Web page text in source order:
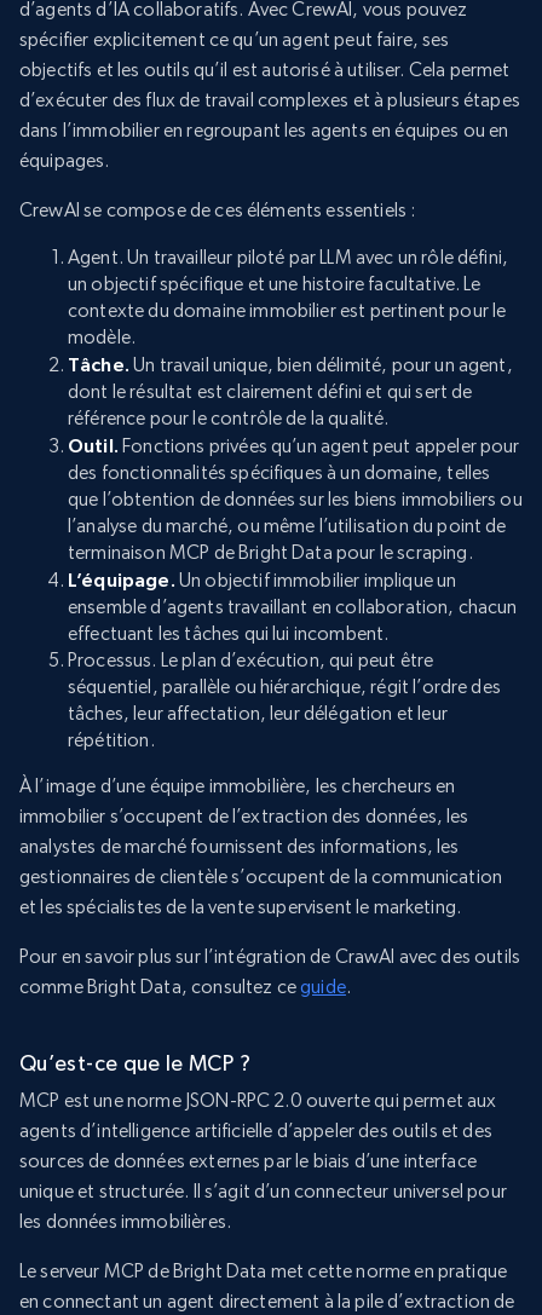
d’agents d’IA collaboratifs. Avec CrewAI, vous pouvez
spécifier explicitement ce qu’un agent peut faire, ses
objectifs et les outils qu’il est autorisé à utiliser. Cela permet
d’exécuter des flux de travail complexes et à plusieurs étapes
dans l’immobilier en regroupant les agents en équipes ou en
équipages.
CrewAI se compose de ces éléments essentiels :
Agent. Un travailleur piloté par LLM avec un rôle défini,
un objectif spécifique et une histoire facultative. Le
contexte du domaine immobilier est pertinent pour le
modèle.
Tâche. Un travail unique, bien délimité, pour un agent,
dont le résultat est clairement défini et qui sert de
référence pour le contrôle de la qualité.
Outil. Fonctions privées qu’un agent peut appeler pour
des fonctionnalités spécifiques à un domaine, telles
que l’obtention de données sur les biens immobiliers ou
l’analyse du marché, ou même l’utilisation du point de
terminaison MCP de Bright Data pour le scraping.
L’équipage. Un objectif immobilier implique un
ensemble d’agents travaillant en collaboration, chacun
effectuant les tâches qui lui incombent.
Processus. Le plan d’exécution, qui peut être
séquentiel, parallèle ou hiérarchique, régit l’ordre des
tâches, leur affectation, leur délégation et leur
répétition.
À l’image d’une équipe immobilière, les chercheurs en
immobilier s’occupent de l’extraction des données, les
analystes de marché fournissent des informations, les
gestionnaires de clientèle s’occupent de la communication
et les spécialistes de la vente supervisent le marketing.
Pour en savoir plus sur l’intégration de CrawAI avec des outils
comme Bright Data, consultez ceguide.
Qu’est-ce que le MCP ?
MCP est une norme JSON-RPC 2.0 ouverte qui permet aux
agents d’intelligence artificielle d’appeler des outils et des
sources de données externes par le biais d’une interface
unique et structurée. Il s’agit d’un connecteur universel pour
les données immobilières.
Le serveur MCP de Bright Data met cette norme en pratique
en connectant un agent directement à la pile d’extraction de